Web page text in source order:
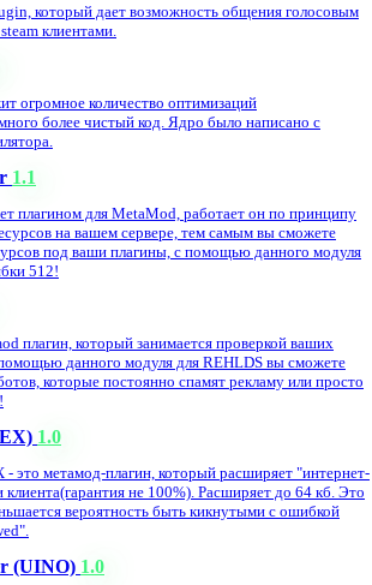
который дает возможность общения голосовым
клиентами.
огромное количество оптимизаций
более чистый код. Ядро было написано с
1.1
плагином для MetaMod, работает он по принципу
на вашем сервере, тем самым вы сможете
под ваши плагины, с помощью данного модуля
512!
плагин, который занимается проверкой ваших
данного модуля для REHLDS вы сможете
которые постоянно спамят рекламу или просто
1.0
это метамод-плагин, который расширяет "интернет-
не 100%). Расширяет до 64 кб. Это
вероятность быть кикнутыми с ошибкой
(UINO) 1.0